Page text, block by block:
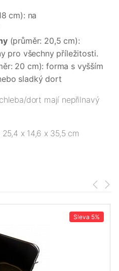
cm): na
(průměr: 20,5 cm):
pro všechny příležitosti.
20 cm): forma s vyšším
sladký dort
dort mají nepřilnavý
25,4 x 14,6 x 35,5 cm
Sleva 5%